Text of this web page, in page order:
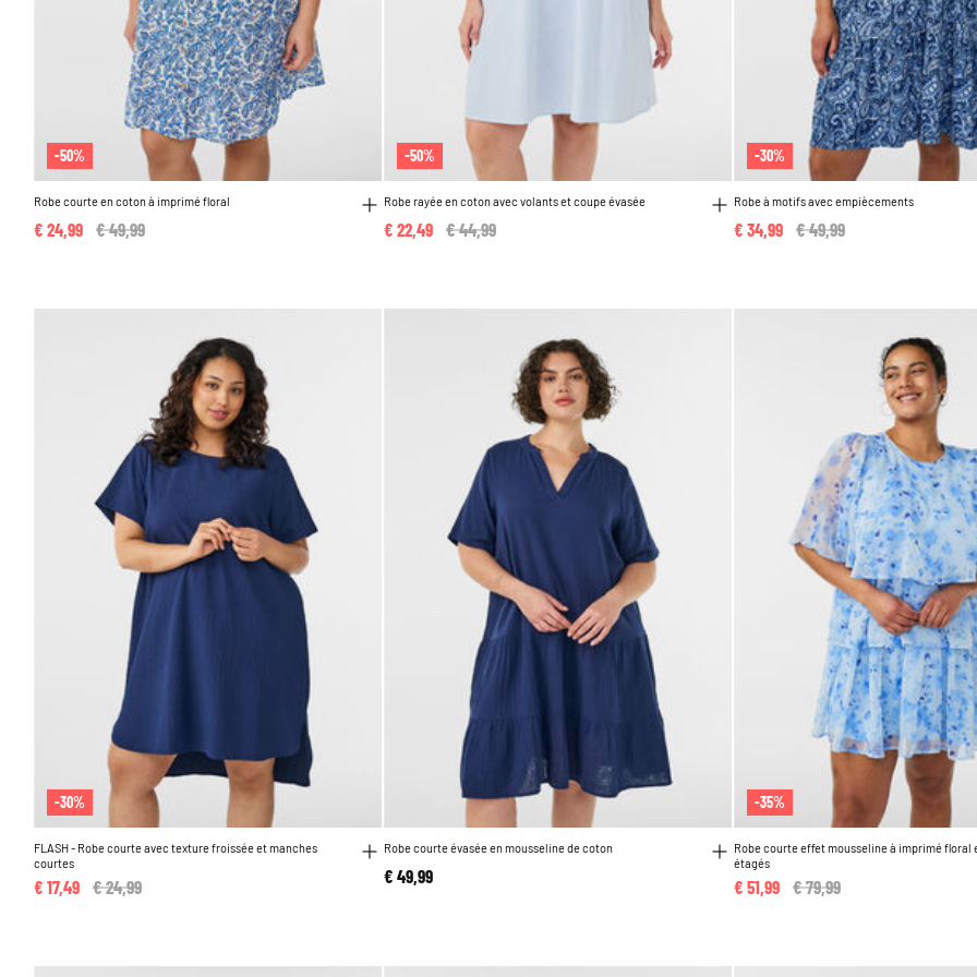
-50%
Robe courte en coton à imprimé floral
Price reduced from
€ 49,99
€ 24,99
-50%
Robe rayée en coton avec volants et coupe évasée
Price reduced from
€ 44,99
€ 22,49
-30%
Robe à motifs avec empiècements
Price reduced from
€ 49,99
€ 34,99
-30%
FLASH - Robe courte avec texture froissée et manches
courtes
Price reduced from
€ 24,99
€ 17,49
Robe courte évasée en mousseline de coton
€ 49,99
-35%
Robe courte effet mousseline à imprimé floral
étagés
Price reduced from
€ 79,99
€ 51,99